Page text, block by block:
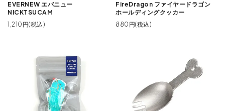
EVERNEW エバニュー
NICKTSUCAM
1,210円(税込)
FireDragon ファイヤードラゴン
ホールディングクッカー
880円(税込)